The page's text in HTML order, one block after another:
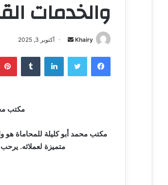
والخدمات
Khairy
أ
ل
ا
أكتوبر 3, 2025
فيسبوك تويتر لينكدإن ‏Tumblr
مكتب
مكتب محمد أبو كليلة للمحاماة هو
متميزة لعملائه.